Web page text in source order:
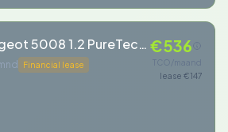
5008 1.2 PureTech
Lease Executive
Financial lease
€536
TCO/maand
lease €147